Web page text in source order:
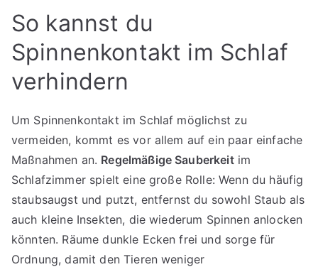
So kannst du
Spinnenkontakt im Schlaf
verhindern
Um Spinnenkontakt im Schlaf möglichst zu
vermeiden, kommt es vor allem auf ein paar einfache
Maßnahmen an. Regelmäßige Sauberkeitim
Schlafzimmer spielt eine große Rolle: Wenn du häufig
staubsaugst und putzt, entfernst du sowohl Staub als
auch kleine Insekten, die wiederum Spinnen anlocken
könnten. Räume dunkle Ecken frei und sorge für
Ordnung, damit den Tieren weniger